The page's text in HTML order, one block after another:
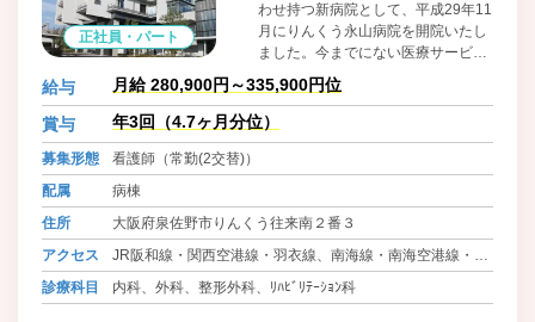
正社員・パート
わせ持つ新病院として、平成29年11
月にりんくう永山病院を開院いたし
ました。今までにない医療サービス
を検討し実現、専門分野の機能性を
十分に発揮できる病院として 地域貢
献ができるこれからの新しい医療体
制を目標にしております。
給与 月給 280,900円～335,900円位
賞与 年3回（4.7ヶ月分位）
募集形態
看護師（常勤(2交替)）
配属
病棟
住所
大阪府泉佐野市りんくう往来南２番３
アクセス
JR阪和線・関西空港線・羽衣線、南海線・南海空港線・高
師浜線 りんくうタウン 徒歩2分
診療科目 内科、外科、整形外科、ﾘﾊﾋﾞﾘﾃｰｼｮﾝ科